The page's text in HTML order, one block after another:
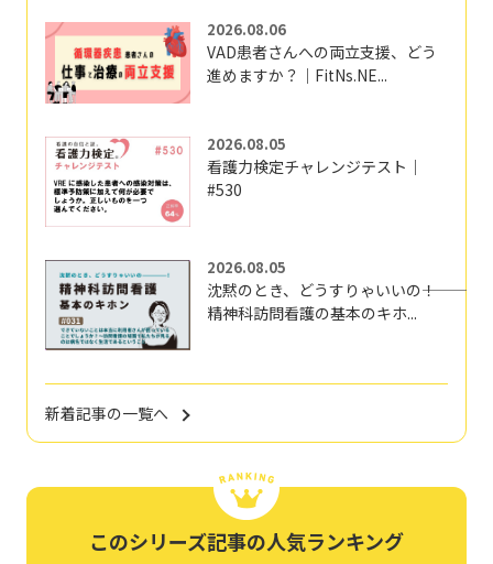
2026.08.06
VAD患者さんへの両立支援、どう
進めますか？｜FitNs.NE...
2026.08.05
看護力検定チャレンジテスト｜
#530
2026.08.05
沈黙のとき、どうすりゃいいの―――！
精神科訪問看護の基本のキホ...
新着記事の一覧へ
このシリーズ記事の人気ランキング